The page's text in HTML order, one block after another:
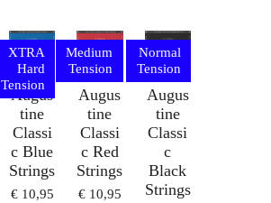
XTRA
Hard
Tension
Augus
tine
Classi
c Blue
Strings
€ 10,95
Medium
Tension
Augus
tine
Classi
c Red
Strings
€ 10,95
Normal
Tension
Augus
tine
Classi
c
Black
Strings